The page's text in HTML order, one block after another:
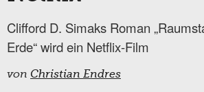
Clifford D. Simaks Roman
Erde“ wird ein Netflix-Film
von Christian Endres